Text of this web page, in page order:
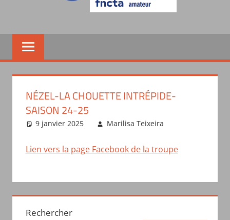
NÉZEL-LA CHOUETTE INTRÉPIDE-
SAISON 24-25
9 janvier 2025 Marilisa Teixeira
Lien vers la page Facebook de la troupe
Rechercher